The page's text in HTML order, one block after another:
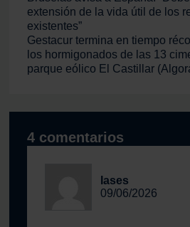
4 comentarios
Iases
09/06/2026
extensión de la vida útil de los
existentes”
Gestacur termina en tiempo
los hormigonados de las 13
parque eólico El Castillar